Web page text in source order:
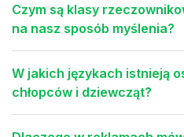
Czym są klasy
na nasz sposób myślenia?
W jakich językach istnieją
chłopców i dziewcząt?